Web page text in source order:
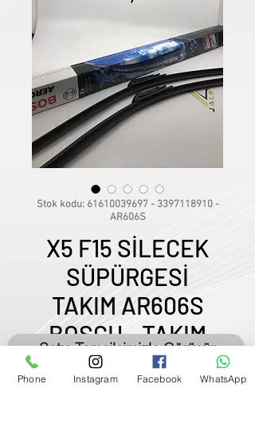
Stok kodu: 61610039697 - 3397118910 -
AR606S
X5 F15 SİLECEK
SÜPÜRGESİ
TAKIM AR606S
BOSCH - TAKIM
FİYATI -
Satış Temsilcimizle Görüşün
Phone Instagram Facebook WhatsApp